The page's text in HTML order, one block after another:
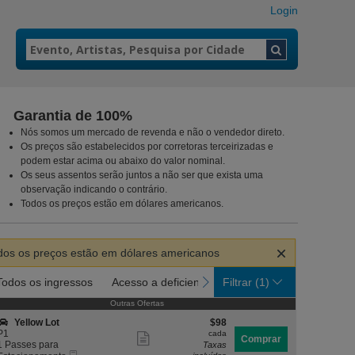
Login
Georgia
Garantia de 100%
Nós somos um mercado de revenda e não o vendedor direto.
Os preços são estabelecidos por corretoras terceirizadas e
podem estar acima ou abaixo do valor nominal.
Os seus assentos serão juntos a não ser que exista uma
observação indicando o contrário.
Todos os preços estão em dólares americanos.
os preços estão em dólares americanos
Todos os ingressos
os ingressos Acesso a deficientes
Acesso a deficientes Passes para
Passes para
next
Filtrar (1)
Outras Ofertas
Outras Ofertas
Yellow Lot
Passes para
$98
cada
$98
cada
Taxas
Comprar